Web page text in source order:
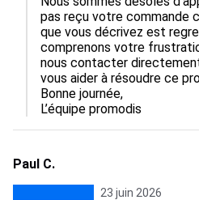
pas reçu votre commande
que vous décrivez est
comprenons votre
nous contacter
vous aider à résoudre ce
Bonne journée,
L’équipe promodis
Paul C.
23 juin 2026